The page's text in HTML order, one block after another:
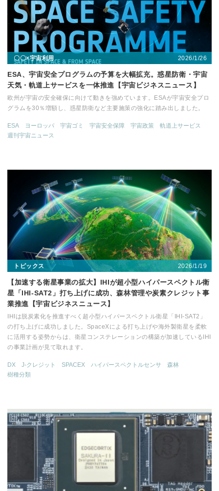
〇〇×宇宙利用 2026/1/26
ESA、宇宙安全プログラムの予算を大幅拡充。惑星防衛・宇宙
天気・軌道上サービスを一体推進【宇宙ビジネスニュース】
欧州が宇宙の安全確保に向けて動きを強めています。ESAが宇宙安全プロ
グラムを30％増額し、惑星防衛など主要施策の強化に踏み出しました。
ESA ヨーロッパ 宇宙ゴミ 宇宙安全保障 宇宙政策
軌道上サービス
週刊宇宙ニュース
トピックス 2026/1/19
【加速する衛星事業の拡大】IHIが超小型ハイパースペクトル衛
星「IHI-SAT2」打ち上げに成功、森林管理や炭素クレジット事
業推進【宇宙ビジネスニュース】
IHIは脱炭素化を推進すべく超小型ハイパースペクトル衛星「IHI-SAT2」
の打ち上げに成功しました。SpaceXによる打ち上げや海外製衛星を柔軟
に活用する姿勢からは、衛星コンステレーションの構築が加速しているIHI
の事業計画が見て取れます。
DX J-クレジット SPACEX ハイパースペクトルセンサ
森林
樹種分類